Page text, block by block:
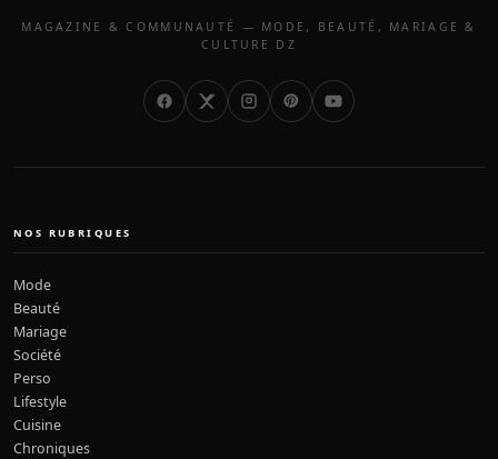
MAGAZINE & COMMUNAUTÉ — MODE, BEAUTÉ, MARIAGE &
CULTURE DZ
NOS RUBRIQUES
Mode
Beauté
Mariage
Société
Perso
Lifestyle
Cuisine
Chroniques